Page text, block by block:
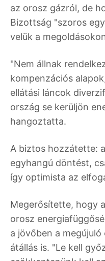
az orosz gázról, de
Bizottság "szoros
velük a
"Nem állnak
kompenzációs
ellátási láncok
ország se kerüljön
hangoztatta.
A biztos hozzátette:
egyhangú döntést,
így optimista az
Megerősítette, hogy
orosz
a jövőben a
átállás is. "Le kell